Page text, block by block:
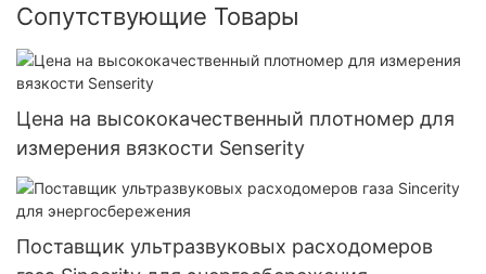
Сопутствующие Товары
Цена на высококачественный плотномер для
измерения вязкости Senserity
Поставщик ультразвуковых расходомеров